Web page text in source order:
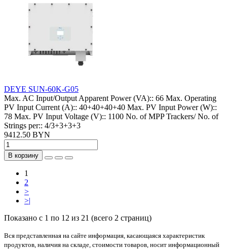
DEYE SUN-60K-G05
Max. AC Input/Output Apparent Power (VA):: 66 Max. Operating
PV Input Current (A):: 40+40+40+40 Max. PV Input Power (W)::
78 Max. PV Input Voltage (V):: 1100 No. of MPP Trackers/ No. of
Strings per:: 4/3+3+3+3
9412.50 BYN
В корзину
1
2
>
>|
Показано с 1 по 12 из 21 (всего 2 страниц)
Вся представленная на сайте информация, касающаяся характеристик
продуктов, наличия на складе, стоимости товаров, носит информационный